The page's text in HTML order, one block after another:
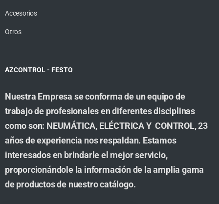
Accesorios
Otros
AZCONTROL - FESTO
Nuestra Empresa se conforma de un equipo de
trabajo de profesionales en diferentes disciplinas
como son: NEUMÁTICA, ELÉCTRICA Y CONTROL, 23
años de experiencia nos respaldan. Estamos
interesados en brindarle el mejor servicio,
proporcionándole la información de la amplia gama
de productos de nuestro catálogo.